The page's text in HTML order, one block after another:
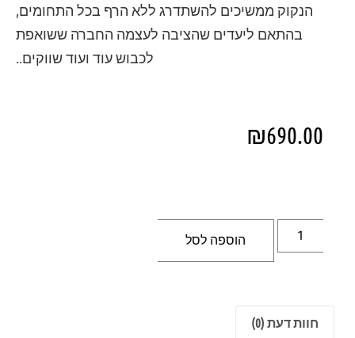
הנקוק ממשיכים להשתדרג ללא הרף בכל התחומים,
בהתאם ליעדים שהציבה לעצמה החברה ששואפת
לכבוש עוד ועוד שווקים..
₪690.00
הוספה לסל
חוות דעת (0)